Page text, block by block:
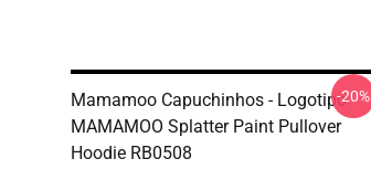
Mamamoo Capuchinhos - Logotipo
MAMAMOO Splatter Paint Pullover
Hoodie RB0508
-20%